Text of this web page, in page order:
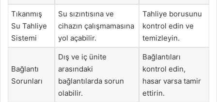
Tıkanmış
Su Tahliye
Sistemi
Su sızıntısına ve
cihazın çalışmamasına
yol açabilir.
Tahliye borusunu
kontrol edin ve
temizleyin.
Bağlantı
Sorunları
Dış ve iç ünite
arasındaki
bağlantılarda sorun
olabilir.
Bağlantıları
kontrol edin,
hasar varsa tamir
ettirin.